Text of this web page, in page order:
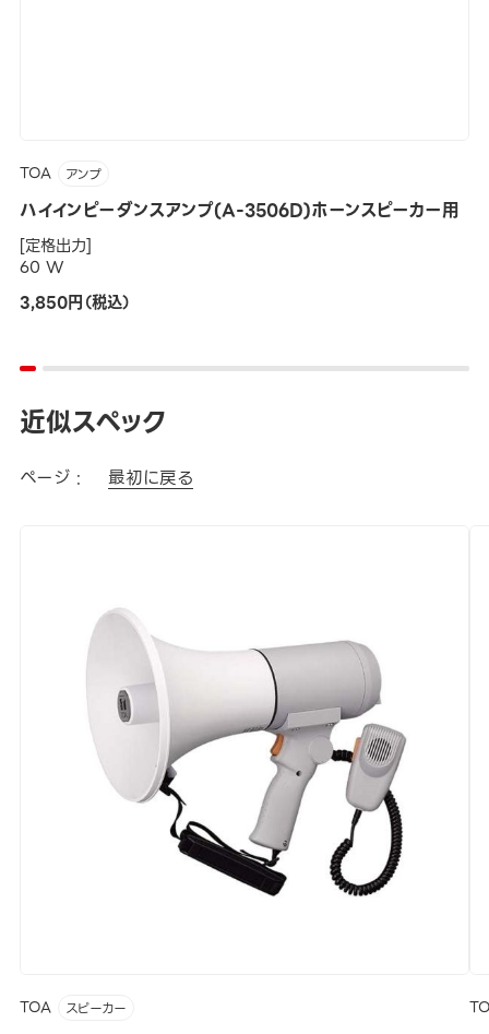
TOA アンプ
ハイインピーダンスアンプ(A-3506D)ホーンスピーカー用
[定格出力]
60 W
3,850円（税込）
近似スペック
ページ : 最初に戻る
TOA スピーカー